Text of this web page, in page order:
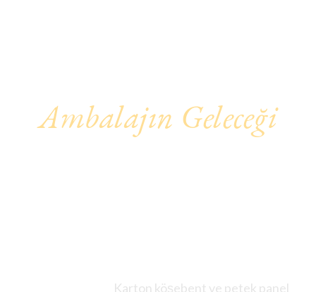
Ambalajın Geleceği
Yenilikçi Ve
Karton köşebent ve petek panel